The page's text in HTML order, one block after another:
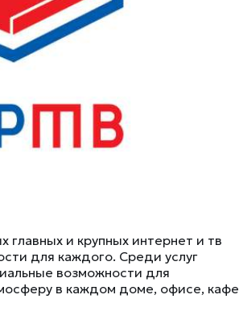
и крупных интернет и тв
для каждого. Среди услуг
возможности для
в каждом доме, офисе,